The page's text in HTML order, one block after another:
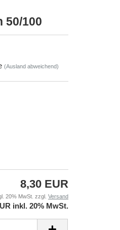
50/100
(Ausland abweichend)
8,30 EUR
20% MwSt. zzgl. Versand
inkl. 20% MwSt.